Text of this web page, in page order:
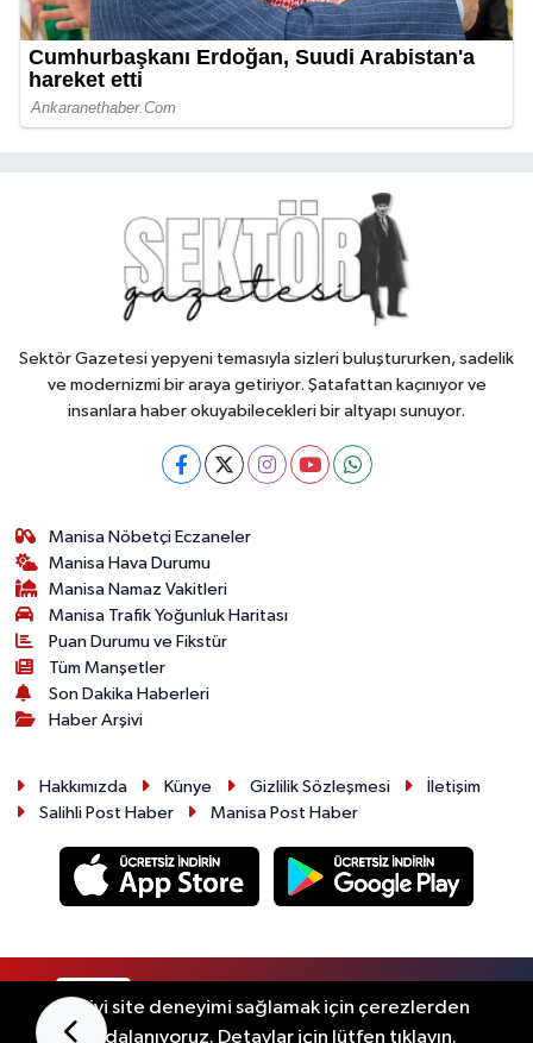
Sektör Gazetesi yepyeni temasıyla sizleri buluştururken, sadelik
ve modernizmi bir araya getiriyor. Şatafattan kaçınıyor ve
insanlara haber okuyabilecekleri bir altyapı sunuyor.
Manisa Nöbetçi Eczaneler
Manisa Hava Durumu
Manisa Namaz Vakitleri
Manisa Trafik Yoğunluk Haritası
Puan Durumu ve Fikstür
Tüm Manşetler
Son Dakika Haberleri
Haber Arşivi
Hakkımızda Künye Gizlilik Sözleşmesi
İletişim
Salihli Post Haber
Manisa Post Haber
RSS Copyright © 2026. Her hakkı saklıdır.
En iyi site deneyimi sağlamak için çerezlerden
faydalanıyoruz. Detaylar için lütfen tıklayın.